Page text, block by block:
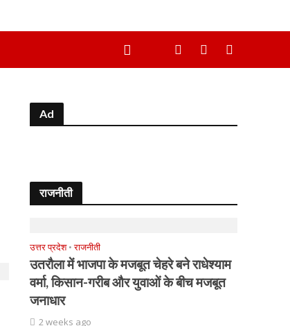
Ad
राजनीती
उत्तर प्रदेश • राजनीती
उतरौला में भाजपा के मजबूत चेहरे बने राधेश्याम
वर्मा, किसान-गरीब और युवाओं के बीच मजबूत
जनाधार
2 weeks ago